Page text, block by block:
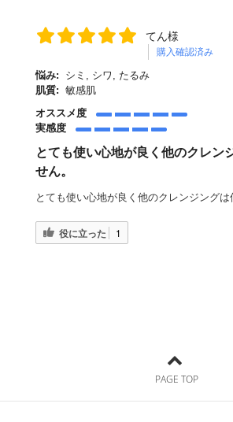
てん様
購入確認済み
悩み:
シミ, シワ, たるみ
肌質: 敏感肌
オススメ度
実感度
とても使い心地が良く他のクレン
せん。
とても使い心地が良く他のクレンジングは
役に立った 1
PAGE TOP